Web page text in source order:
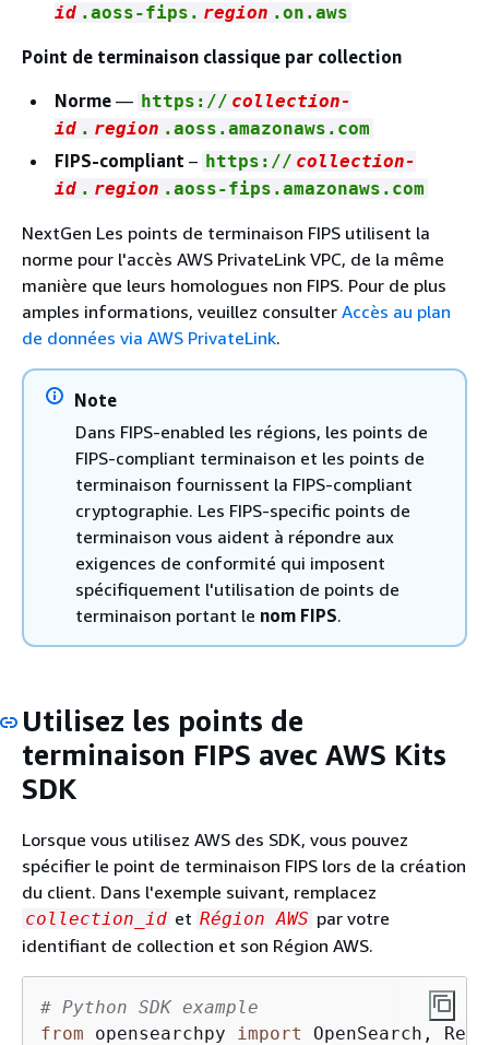
id .aoss-fips. region .on.aws
Point de terminaison classique par collection
Norme — https:// collection-
id . region .aoss.amazonaws.com
FIPS-compliant – https:// collection-
id . region .aoss-fips.amazonaws.com
NextGen Les points de terminaison FIPS utilisent la
norme pour l'accès AWS PrivateLink VPC, de la même
manière que leurs homologues non FIPS. Pour de plus
amples informations, veuillez consulter Accès au plan
de données via AWS PrivateLink.
Note
Dans FIPS-enabled les régions, les points de
FIPS-compliant terminaison et les points de
terminaison fournissent la FIPS-compliant
cryptographie. Les FIPS-specific points de
terminaison vous aident à répondre aux
exigences de conformité qui imposent
spécifiquement l'utilisation de points de
terminaison portant le nom FIPS.
Utilisez les points de
terminaison FIPS avec AWS Kits
SDK
Lorsque vous utilisez AWS des SDK, vous pouvez
spécifier le point de terminaison FIPS lors de la création
du client. Dans l'exemple suivant, remplacez
collection_id et Région AWS par votre
identifiant de collection et son Région AWS.
# Python SDK example
from opensearchpy import